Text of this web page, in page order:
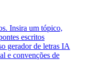
Insira um tópico,
escritos
gerador de letras IA
e convenções de